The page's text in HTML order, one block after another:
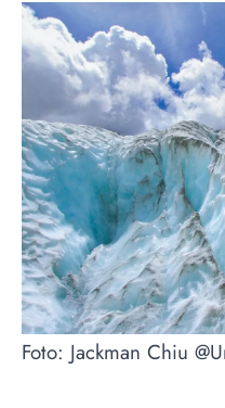
Foto: Jackman Chiu